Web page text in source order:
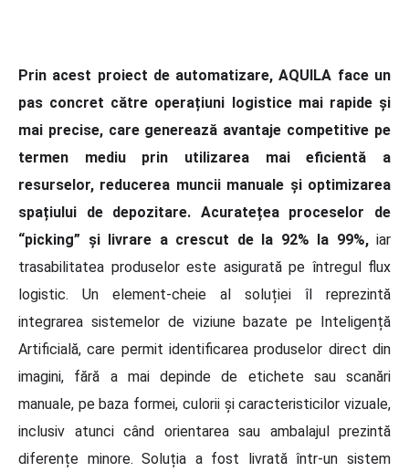
Prin acest proiect de automatizare, AQUILA face un
pas concret către operațiuni logistice mai rapide și
mai precise, care generează avantaje competitive pe
termen mediu prin utilizarea mai eficientă a
resurselor, reducerea muncii manuale și optimizarea
spațiului de depozitare. Acuratețea proceselor de
“picking” și livrare a crescut de la 92% la 99%,iar
trasabilitatea produselor este asigurată pe întregul flux
logistic. Un element-cheie al soluției îl reprezintă
integrarea sistemelor de viziune bazate pe Inteligență
Artificială, care permit identificarea produselor direct din
imagini, fără a mai depinde de etichete sau scanări
manuale, pe baza formei, culorii și caracteristicilor vizuale,
inclusiv atunci când orientarea sau ambalajul prezintă
diferențe minore. Soluția a fost livrată într-un sistem